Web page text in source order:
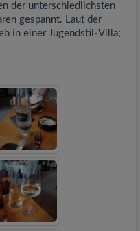
der unterschiedlichsten
gespannt. Laut der
in einer Jugendstil-Villa;